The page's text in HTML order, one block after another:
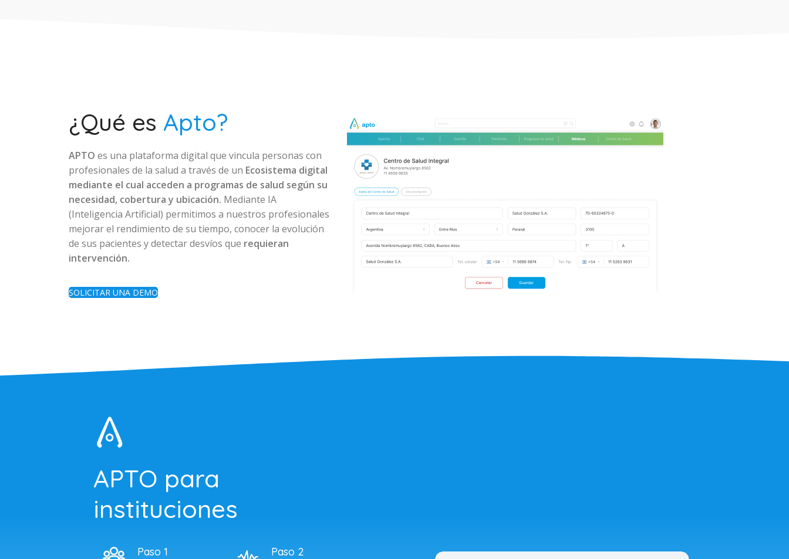
¿Qué es Apto?
APTO es una plataforma digital que vincula personas con
profesionales de la salud a través de un Ecosistema digital
mediante el cual acceden a programas de salud según su
necesidad, cobertura y ubicación. Mediante IA
(Inteligencia Artificial) permitimos a nuestros profesionales
mejorar el rendimiento de su tiempo, conocer la evolución
de sus pacientes y detectar desvíos que requieran
intervención.
SOLICITAR UNA DEMO
APTO para
instituciones
Paso 1 Paso 2